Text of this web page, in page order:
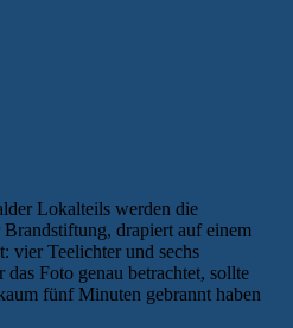
Lokalteils werden die
drapiert auf einem
vier Teelichter und sechs
Foto genau betrachtet, sollte
fünf Minuten gebrannt haben